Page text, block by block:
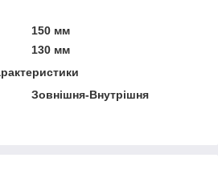
150 мм
130 мм
Зовнішня-Внутрішня